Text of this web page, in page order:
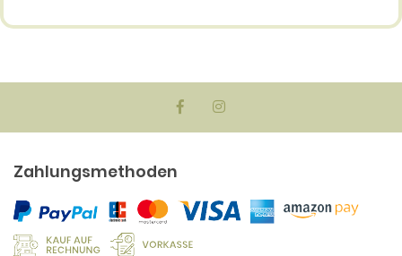
Zahlungsmethoden